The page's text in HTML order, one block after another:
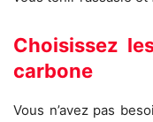
Choisissez
carbone
Vous n’avez pas